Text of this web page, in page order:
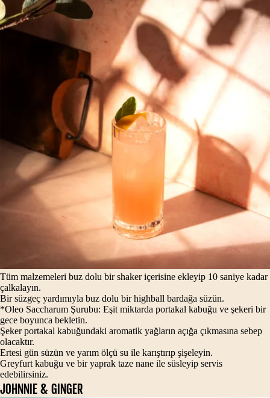
Tüm malzemeleri buz dolu bir shaker içerisine ekleyip 10 saniye kadar
çalkalayın.
Bir süzgeç yardımıyla buz dolu bir highball bardağa süzün.
*Oleo Saccharum Şurubu: Eşit miktarda portakal kabuğu ve şekeri bir
gece boyunca bekletin.
Şeker portakal kabuğundaki aromatik yağların açığa çıkmasına sebep
olacaktır.
Ertesi gün süzün ve yarım ölçü su ile karıştırıp şişeleyin.
Greyfurt kabuğu ve bir yaprak taze nane ile süsleyip servis
edebilirsiniz.
JOHNNIE & GINGER